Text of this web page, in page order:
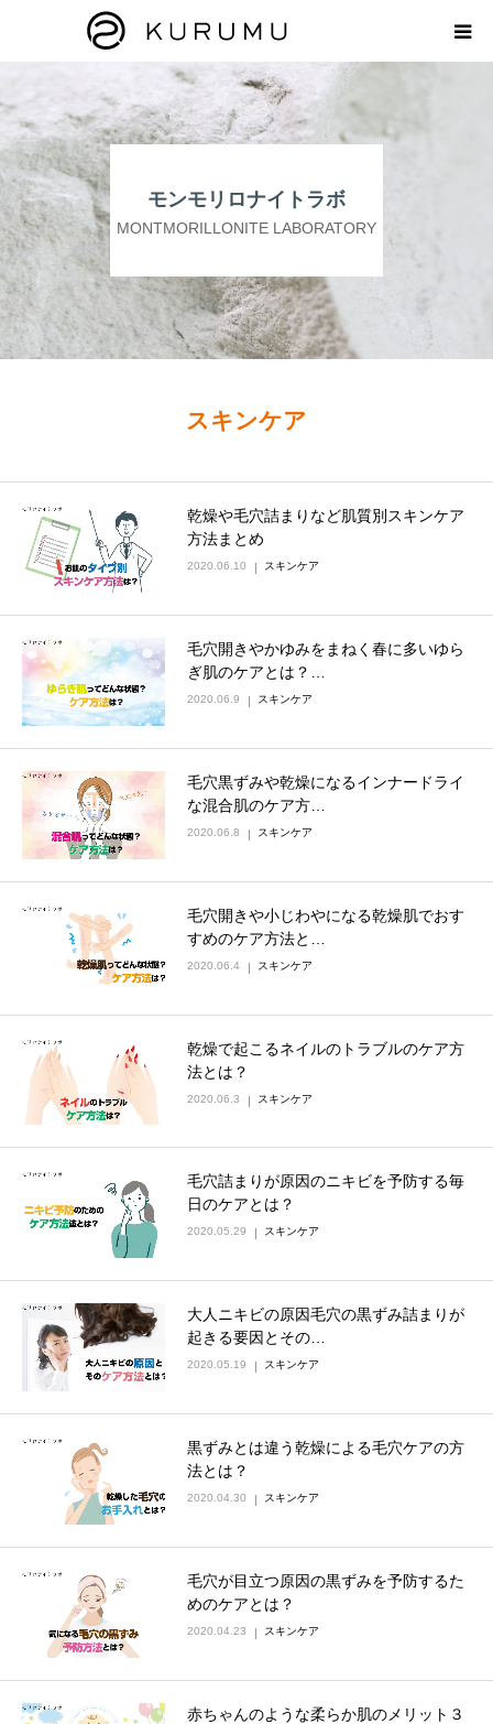
モンモリロナイトラボ
MONTMORILLONITE LABORATORY
スキンケア
乾燥や毛穴詰まりなど肌質別スキンケア
方法まとめ
2020.06.10 スキンケア
毛穴開きやかゆみをまねく春に多いゆら
ぎ肌のケアとは？…
2020.06.9 スキンケア
毛穴黒ずみや乾燥になるインナードライ
な混合肌のケア方…
2020.06.8 スキンケア
毛穴開きや小じわやになる乾燥肌でおす
すめのケア方法と…
2020.06.4 スキンケア
乾燥で起こるネイルのトラブルのケア方
法とは？
2020.06.3 スキンケア
毛穴詰まりが原因のニキビを予防する毎
日のケアとは？
2020.05.29 スキンケア
大人ニキビの原因毛穴の黒ずみ詰まりが
起きる要因とその…
2020.05.19 スキンケア
黒ずみとは違う乾燥による毛穴ケアの方
法とは？
2020.04.30 スキンケア
毛穴が目立つ原因の黒ずみを予防するた
めのケアとは？
2020.04.23 スキンケア
赤ちゃんのような柔らか肌のメリット３
HOME
ABOUT
プロダクト
モンモリロナイトラボ
お知らせ